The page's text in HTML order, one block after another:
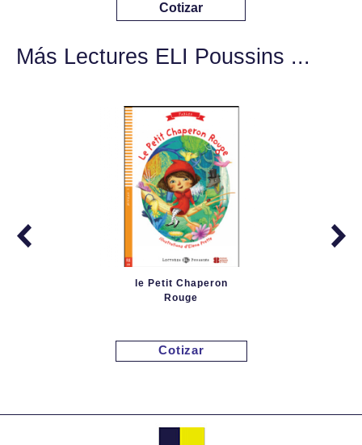
Cotizar
Más Lectures ELI Poussins ...
le Petit Chaperon
Rouge
Cotizar